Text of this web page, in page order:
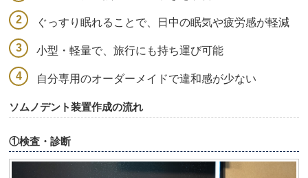
ぐっすり眠れることで、日中の眠気や疲労感が軽減
小型・軽量で、旅行にも持ち運び可能
自分専用のオーダーメイドで違和感が少ない
ソムノデント装置作成の流れ
①検査・診断